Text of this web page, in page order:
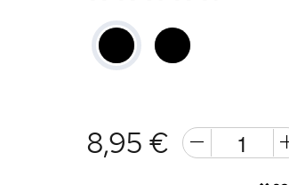
8,95 €